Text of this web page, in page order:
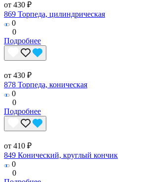
от 430 ₽
869 Торпеда, цилиндрическая
0
0
Подробнее
от 430 ₽
878 Торпеда, коническая
0
0
Подробнее
от 410 ₽
849 Конический, круглый кончик
0
0